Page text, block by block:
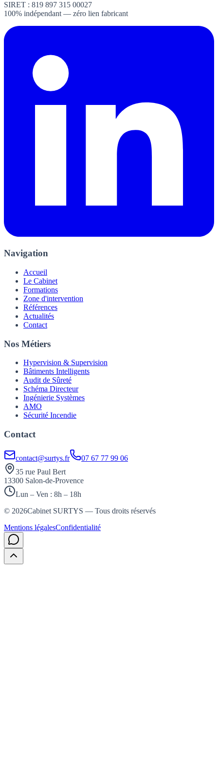
SIRET : 819 897 315 00027
100% indépendant — zéro lien fabricant
Navigation
Accueil
Le Cabinet
Formations
Zone d'intervention
Références
Actualités
Contact
Nos Métiers
Hypervision & Supervision
Bâtiments Intelligents
Audit de Sûreté
Schéma Directeur
Ingénierie Systèmes
AMO
Sécurité Incendie
Contact
contact@surtys.fr
07 67 77 99 06
35 rue Paul Bert
13300 Salon-de-Provence
Lun – Ven : 8h – 18h
© 2026Cabinet SURTYS — Tous droits réservés
Mentions légalesConfidentialité